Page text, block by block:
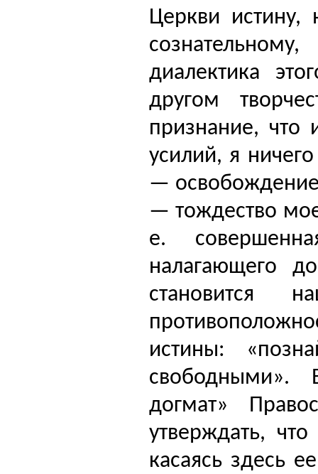
Церкви
диалектика
другом
признание, что
усилий, я
— освобождение
— тождество
е.
налагающего
становится
истины:
свободными».
догмат»
утверждать,
касаясь здесь